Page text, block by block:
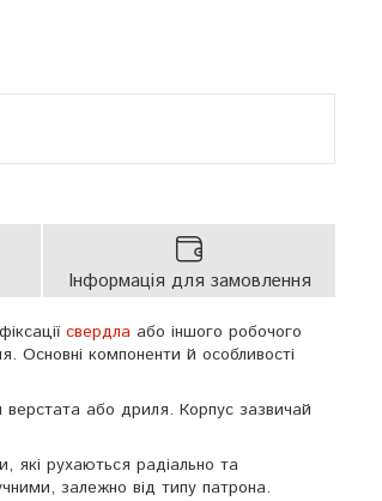
Інформація для замовлення
свердла або іншого робочого
Основні компоненти й особливості
або дриля. Корпус зазвичай
які рухаються радіально та
залежно від типу патрона.